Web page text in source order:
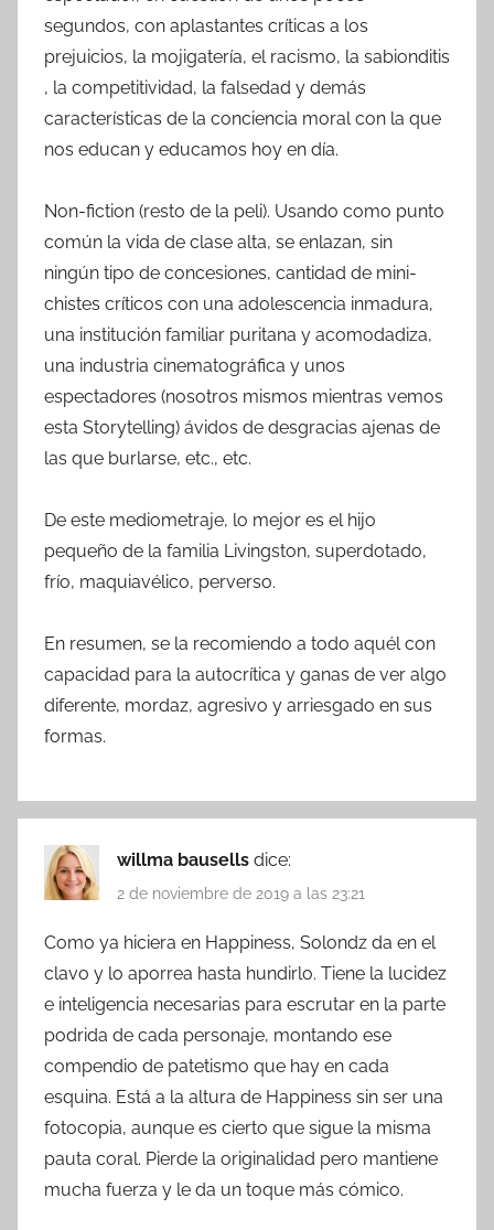
segundos, con aplastantes críticas a los
prejuicios, la mojigatería, el racismo, la sabionditis
, la competitividad, la falsedad y demás
características de la conciencia moral con la que
nos educan y educamos hoy en día.
Non-fiction (resto de la peli). Usando como punto
común la vida de clase alta, se enlazan, sin
ningún tipo de concesiones, cantidad de mini-
chistes críticos con una adolescencia inmadura,
una institución familiar puritana y acomodadiza,
una industria cinematográfica y unos
espectadores (nosotros mismos mientras vemos
esta Storytelling) ávidos de desgracias ajenas de
las que burlarse, etc., etc.
De este mediometraje, lo mejor es el hijo
pequeño de la familia Livingston, superdotado,
frío, maquiavélico, perverso.
En resumen, se la recomiendo a todo aquél con
capacidad para la autocrítica y ganas de ver algo
diferente, mordaz, agresivo y arriesgado en sus
formas.
willma bausells dice:
2 de noviembre de 2019 a las 23:21
Como ya hiciera en Happiness, Solondz da en el
clavo y lo aporrea hasta hundirlo. Tiene la lucidez
e inteligencia necesarias para escrutar en la parte
podrida de cada personaje, montando ese
compendio de patetismo que hay en cada
esquina. Está a la altura de Happiness sin ser una
fotocopia, aunque es cierto que sigue la misma
pauta coral. Pierde la originalidad pero mantiene
mucha fuerza y le da un toque más cómico.